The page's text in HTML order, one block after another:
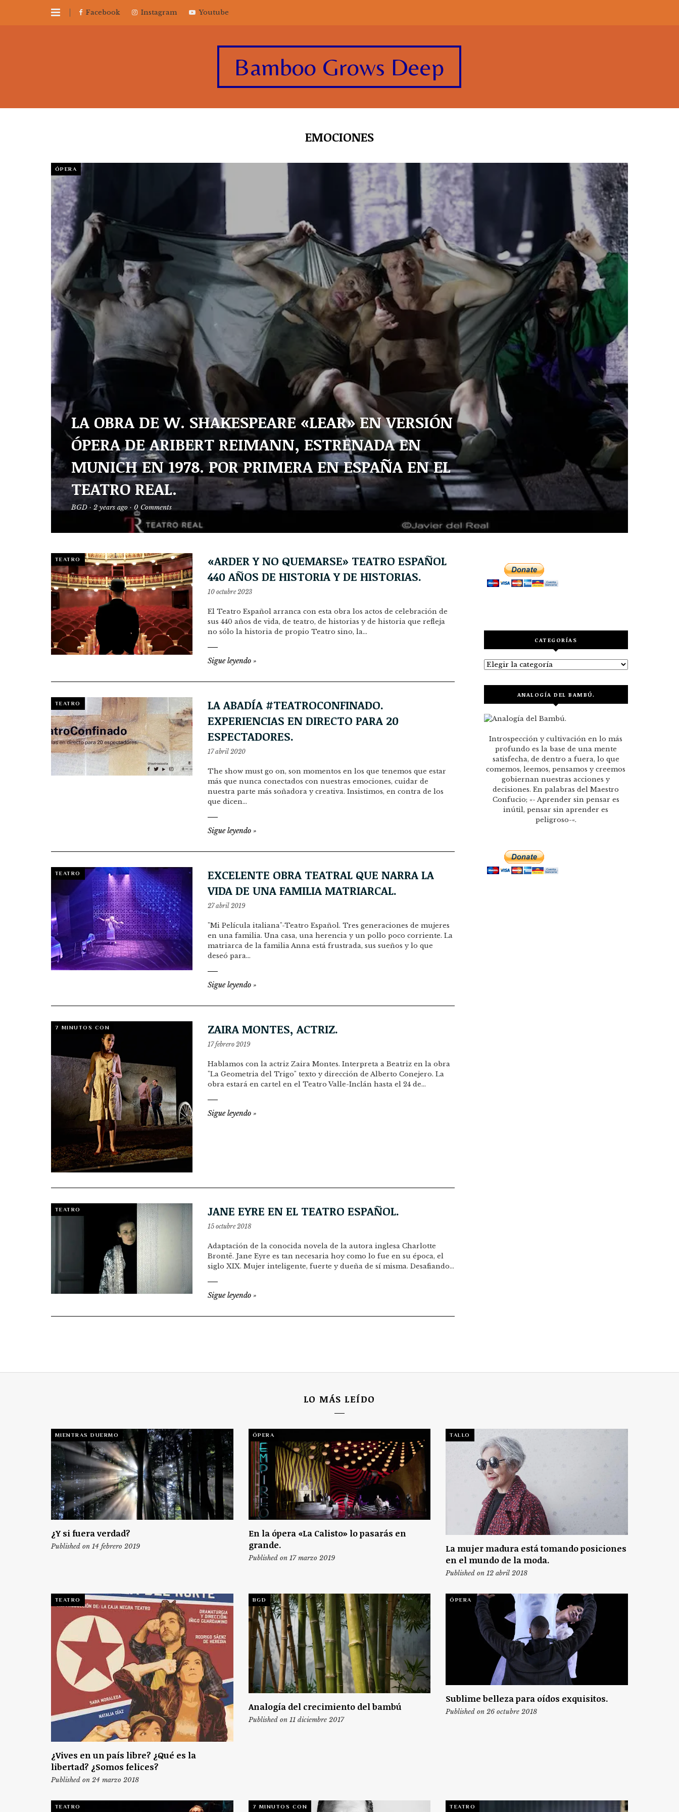
Facebook Instagram Youtube
Bamboo Grows Deep
EMOCIONES
ÓPERA
LA OBRA DE W. SHAKESPEARE «LEAR» EN VERSIÓN
ÓPERA DE ARIBERT REIMANN, ESTRENADA EN
MUNICH EN 1978. POR PRIMERA EN ESPAÑA EN EL
TEATRO REAL.
BGD · 2 years ago · 0 Comments
TEATRO
«ARDER Y NO QUEMARSE» TEATRO ESPAÑOL
440 AÑOS DE HISTORIA Y DE HISTORIAS.
10 octubre 2023
El Teatro Español arranca con esta obra los actos de celebración de
sus 440 años de vida, de teatro, de historias y de historia que refleja
no sólo la historia de propio Teatro sino, la…
Sigue leyendo »
TEATRO
LA ABADÍA #TEATROCONFINADO.
EXPERIENCIAS EN DIRECTO PARA 20
ESPECTADORES.
17 abril 2020
The show must go on, son momentos en los que tenemos que estar
más que nunca conectados con nuestras emociones, cuidar de
nuestra parte más soñadora y creativa. Insistimos, en contra de los
que dicen…
Sigue leyendo »
TEATRO
EXCELENTE OBRA TEATRAL QUE NARRA LA
VIDA DE UNA FAMILIA MATRIARCAL.
27 abril 2019
"Mi Película italiana"-Teatro Español. Tres generaciones de mujeres
en una familia. Una casa, una herencia y un pollo poco corriente. La
matriarca de la familia Anna está frustrada, sus sueños y lo que
deseó para…
Sigue leyendo »
7 MINUTOS CON ZAIRA MONTES, ACTRIZ.
17 febrero 2019
Hablamos con la actriz Zaira Montes. Interpreta a Beatriz en la obra
"La Geometria del Trigo" texto y dirección de Alberto Conejero. La
obra estará en cartel en el Teatro Valle-Inclán hasta el 24 de…
Sigue leyendo »
TEATRO JANE EYRE EN EL TEATRO ESPAÑOL.
15 octubre 2018
Adaptación de la conocida novela de la autora inglesa Charlotte
Brontë. Jane Eyre es tan necesaria hoy como lo fue en su época, el
siglo XIX. Mujer inteligente, fuerte y dueña de sí misma. Desafiando…
Sigue leyendo »
CATEGORÍAS
Categorías
ANALOGÍA DEL BAMBÚ.
Introspección y cultivación en lo más
profundo es la base de una mente
satisfecha, de dentro a fuera, lo que
comemos, leemos, pensamos y creemos
gobiernan nuestras acciones y
decisiones. En palabras del Maestro
Confucio; «- Aprender sin pensar es
inútil, pensar sin aprender es
peligroso-«.
LO MÁS LEÍDO
MIENTRAS DUERMO
¿Y si fuera verdad?
Published on 14 febrero 2019
ÓPERA
En la ópera «La Calisto» lo pasarás en
grande.
Published on 17 marzo 2019
TALLO
La mujer madura está tomando posiciones
en el mundo de la moda.
Published on 12 abril 2018
TEATRO
¿Vives en un país libre? ¿Qué es la
libertad? ¿Somos felices?
Published on 24 marzo 2018
BGD
Analogía del crecimiento del bambú
Published on 11 diciembre 2017
ÓPERA
Sublime belleza para oídos exquisitos.
Published on 26 octubre 2018
TEATRO 7 MINUTOS CON TEATRO